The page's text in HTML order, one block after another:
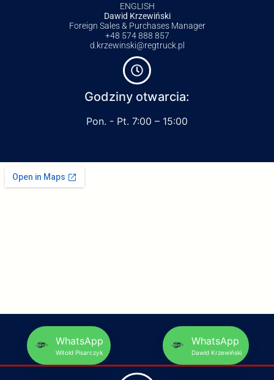
ENGLISH
Dawid Krzewiński
Foreign Sales & Purchases Manager
+48 574 888 857
d.krzewinski@regtruck.pl
Godziny otwarcia:
Pon. - Pt. 7:00 – 15:00
WhatsApp
Witold Pisarczyk
WhatsApp
Dawid Krzewiński